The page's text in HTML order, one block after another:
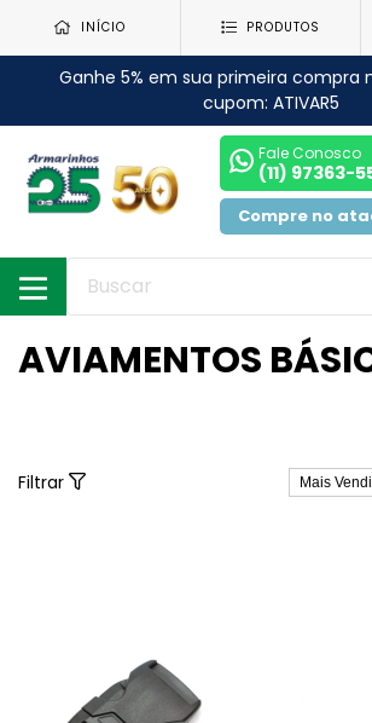
INÍCIO PRODUTOS
Ganhe 5% em sua primeira compra
cupom: ATIVAR5
Fale Conosco
(11) 97363-
Compre no
AVIAMENTOS
Filtrar